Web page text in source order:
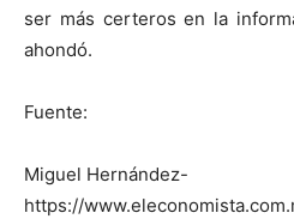
ser más certeros en la
ahondó.
Fuente:
Miguel Hernández-
https://